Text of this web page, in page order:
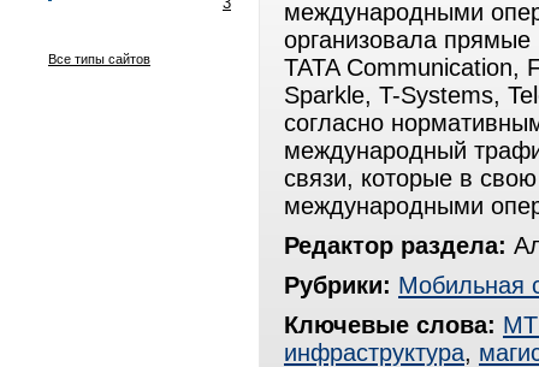
Все типы сайтов
международными
организовала
TATA Communication,
Sparkle, T-Systems,
согласно
международный
связи, которые в
международными
Редактор раздела:
Рубрики: Мобильная
Ключевые слова:
инфраструктура,